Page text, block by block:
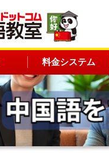
料金システム